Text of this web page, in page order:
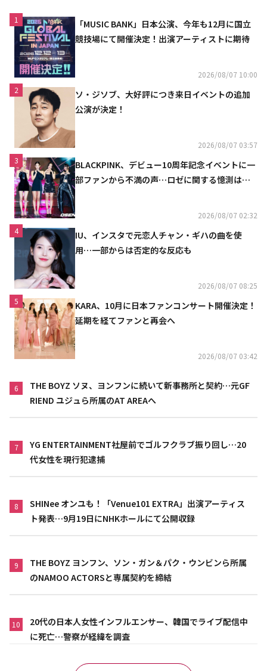
1
「MUSIC BANK」日本公演、今年も12月に国立
競技場にて開催決定！出演アーティストに期待
2026/08/07 10:00
2
ソ・ジソブ、大好評につき来日イベントの追加
公演が決定！
2026/08/07 03:57
3
BLACKPINK、デビュー10周年記念イベントに一
部ファンから不満の声…ロゼに関する憶測は否
2026/08/07 02:32
4
IU、インスタで元恋人チャン・ギハの曲を使
用…一部からは否定的な反応も
2026/08/07 08:25
5
KARA、10月に日本ファンコンサート開催決定！
延期を経てファンと再会へ
2026/08/07 03:42
6
THE BOYZ ソヌ、ヨンフンに続いて新事務所と契約…元GF
RIEND ユジュら所属のAT AREAへ
7
YG ENTERTAINMENT社屋前でゴルフクラブ振り回し…20
代女性を現行犯逮捕
8
SHINee オンユも！「Venue101 EXTRA」出演アーティス
ト発表…9月19日にNHKホールにて公開収録
9
THE BOYZ ヨンフン、ソン・ガン＆パク・ウンビンら所属
のNAMOO ACTORSと専属契約を締結
10
20代の日本人女性インフルエンサー、韓国でライブ配信中
に死亡…警察が経緯を調査